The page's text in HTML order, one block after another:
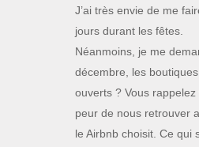
J’ai très envie de me
jours durant les fêtes.
Néanmoins, je me
décembre, les
ouverts ? Vous rappelez
peur de nous retrouver
le Airbnb choisit. Ce qui